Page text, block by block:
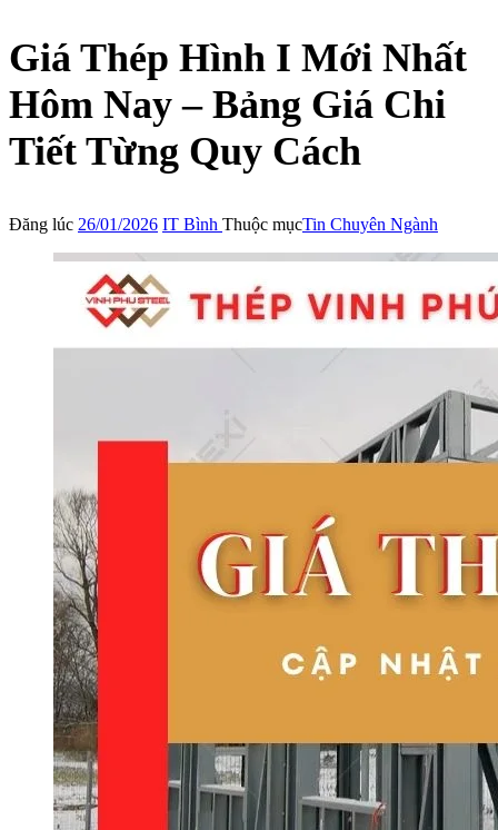
Giá Thép Hình I Mới Nhất
Hôm Nay – Bảng Giá Chi
Tiết Từng Quy Cách
Đăng lúc 26/01/2026 IT Bình Thuộc mụcTin Chuyên Ngành